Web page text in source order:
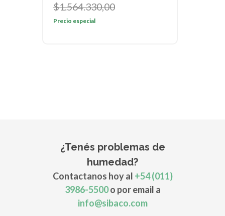
$1.564.330,00
Precio especial
¿Tenés problemas de
humedad?
Contactanos hoy al +54 (011)
3986-5500o por email a
info@sibaco.com